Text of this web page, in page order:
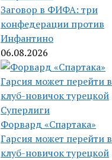
Заговор в ФИФА: три
конфедерации против
Инфантино
06.08.2026
Форвард «Спартака»
Гарсия может перейти в
клуб-новичок турецкой